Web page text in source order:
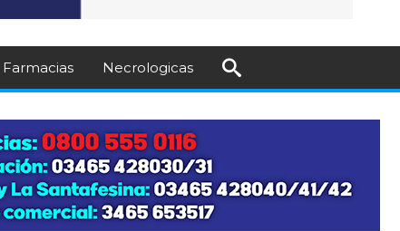
Farmacias Necrologicas